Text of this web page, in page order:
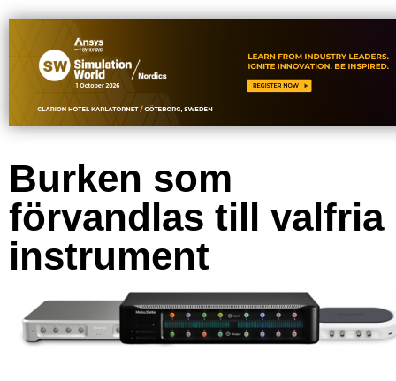
Burken som
förvandlas till valfria
instrument